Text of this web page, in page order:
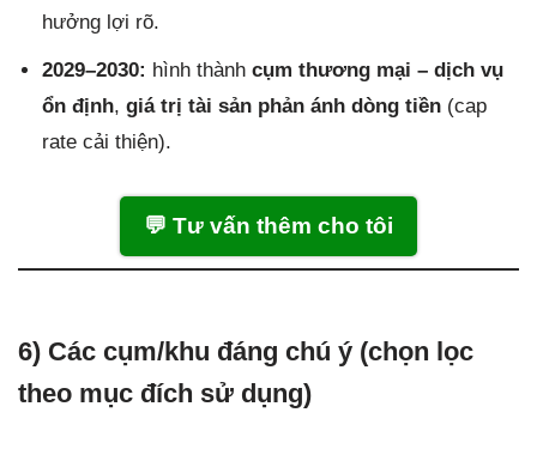
hưởng lợi rõ.
2029–2030: hình thành cụm thương mại – dịch vụ
ổn định, giá trị tài sản phản ánh dòng tiền (cap
rate cải thiện).
💬 Tư vấn thêm cho tôi
6) Các cụm/khu đáng chú ý (chọn lọc
theo mục đích sử dụng)